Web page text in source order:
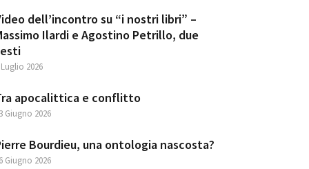
dell’incontro su “i nostri libri” –
Ilardi e Agostino Petrillo, due
2026
apocalittica e conflitto
Giugno 2026
Bourdieu, una ontologia nascosta?
Giugno 2026